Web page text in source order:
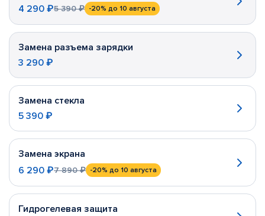
4 290 ₽5 390 ₽ -20% до 10 августа
Замена разъема зарядки
3 290 ₽
Замена стекла
5 390 ₽
Замена экрана
6 290 ₽7 890 ₽ -20% до 10 августа
Гидрогелевая защита